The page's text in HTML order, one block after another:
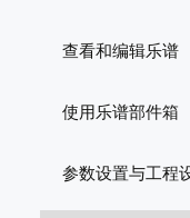
查看和编辑乐谱
使用乐谱部件箱
参数设置与工程